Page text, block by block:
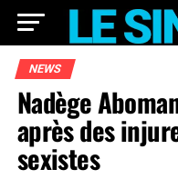
NEWS
Nadège
après des
sexistes